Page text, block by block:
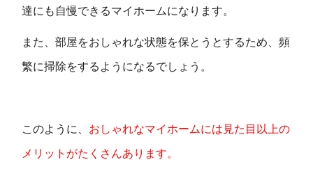
達にも自慢できるマイホームになります。
また、部屋をおしゃれな状態を保とうとするため、頻
繁に掃除をするようになるでしょう。
このように、 おしゃれなマイホームには見た目以上の
メリットがたくさんあります。